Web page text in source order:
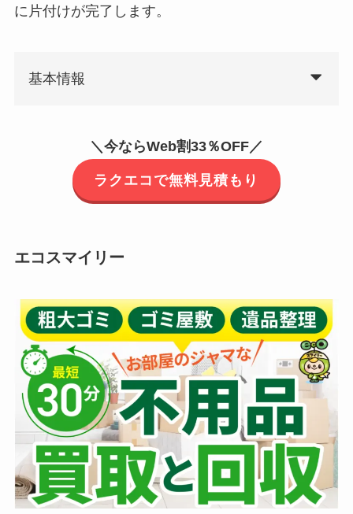
に片付けが完了します。
基本情報
＼今ならWeb割33％OFF／
ラクエコで無料見積もり
エコスマイリー